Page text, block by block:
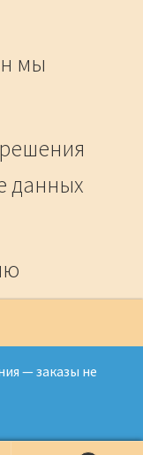
— заказы не
мы
данных
на